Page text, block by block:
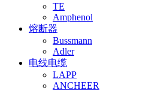
TE
Amphenol
熔断器
Bussmann
Adler
电线电缆
LAPP
ANCHEER